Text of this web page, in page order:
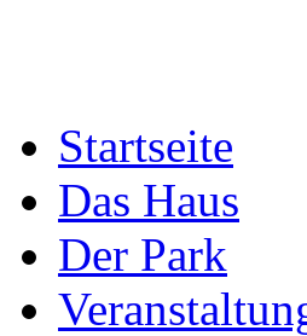
Startseite
Das Haus
Der Park